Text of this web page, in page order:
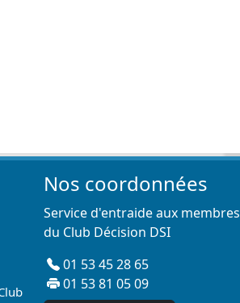
Nos coordonnées
Service d'entraide aux membres
du Club Décision DSI
01 53 45 28 65
01 53 81 05 09